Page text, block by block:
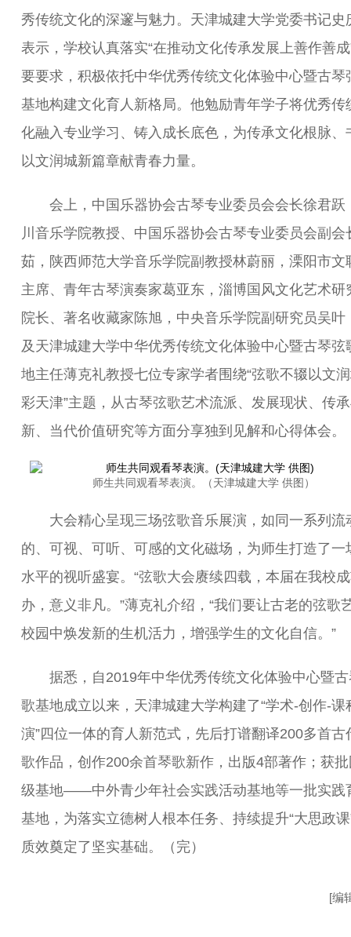
秀传统文化的深邃与魅力。天津城建大学党委书记史
表示，学校认真落实“在推动文化传承发展上善作善成
要要求，积极依托中华优秀传统文化体验中心暨古琴
基地构建文化育人新格局。他勉励青年学子将优秀传
化融入专业学习、铸入成长底色，为传承文化根脉、
以文润城新篇章献青春力量。
会上，中国乐器协会古琴专业委员会会长徐君跃
川音乐学院教授、中国乐器协会古琴专业委员会副会
茹，陕西师范大学音乐学院副教授林蔚丽，溧阳市文
主席、青年古琴演奏家葛亚东，淄博国风文化艺术研
院长、著名收藏家陈旭，中央音乐学院副研究员吴叶
及天津城建大学中华优秀传统文化体验中心暨古琴弦
地主任薄克礼教授七位专家学者围绕“弦歌不辍以文
彩天津”主题，从古琴弦歌艺术流派、发展现状、传
新、当代价值研究等方面分享独到见解和心得体会。
师生共同观看琴表演。（天津城建大学 供图）
大会精心呈现三场弦歌音乐展演，如同一系列流
的、可视、可听、可感的文化磁场，为师生打造了一
水平的视听盛宴。“弦歌大会赓续四载，本届在我校
办，意义非凡。”薄克礼介绍，“我们要让古老的弦歌
校园中焕发新的生机活力，增强学生的文化自信。”
据悉，自2019年中华优秀传统文化体验中心暨古
歌基地成立以来，天津城建大学构建了“学术-创作-课
演”四位一体的育人新范式，先后打谱翻译200多首古
歌作品，创作200余首琴歌新作，出版4部著作；获
级基地——中外青少年社会实践活动基地等一批实践
基地，为落实立德树人根本任务、持续提升“大思政课
质效奠定了坚实基础。（完）
[编